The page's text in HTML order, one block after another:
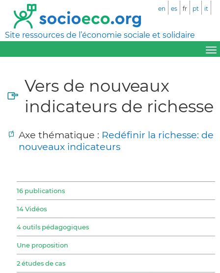
Site ressources de l’économie sociale et solidaire
en es fr pt it
Vers de nouveaux
indicateurs de richesse
Axe thématique : Redéfinir la richesse: de
nouveaux indicateurs
16 publications
14 Vidéos
4 outils pédagogiques
Une proposition
2 études de cas